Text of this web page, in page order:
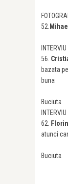
de
52.
INTERVIU
56.
bazata
buna
Buciuta
INTERVIU
62.
atunci
Buciuta